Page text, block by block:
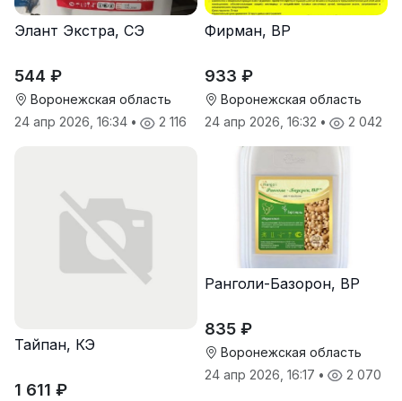
Элант Экстра, СЭ
544 ₽
Воронежская область
24 апр 2026, 16:34 • 2 116
Фирман, ВР
933 ₽
Воронежская область
24 апр 2026, 16:32 • 2 042
Тайпан, КЭ
1 611 ₽
Ранголи-Базорон, ВР
835 ₽
Воронежская область
24 апр 2026, 16:17 • 2 070